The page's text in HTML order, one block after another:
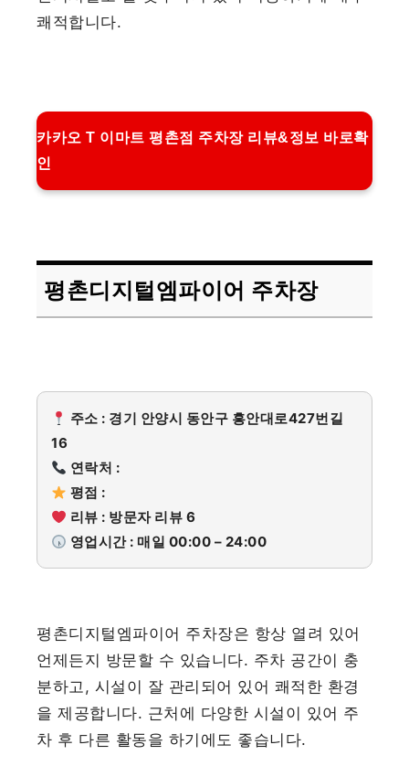
쾌적합니다.
카카오 T 이마트 평촌점 주차장 리뷰&정보 바로확
인
평촌디지털엠파이어 주차장
주소 : 경기 안양시 동안구 흥안대로427번길
16
연락처 :
평점 :
리뷰 : 방문자 리뷰 6
영업시간 : 매일 00:00 – 24:00
평촌디지털엠파이어 주차장은 항상 열려 있어
언제든지 방문할 수 있습니다. 주차 공간이 충
분하고, 시설이 잘 관리되어 있어 쾌적한 환경
을 제공합니다. 근처에 다양한 시설이 있어 주
차 후 다른 활동을 하기에도 좋습니다.